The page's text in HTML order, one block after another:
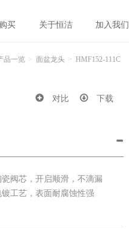
买 关于恒洁 加入我们
品一览 面盆龙头 HMF152-111C
对比 下载
瓷阀芯，开启顺滑，不滴漏
工艺，表面耐腐蚀性强